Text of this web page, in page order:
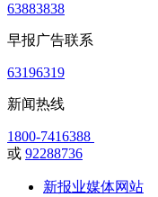
63883838
早报广告联系
63196319
新闻热线
1800-7416388
或 92288736
新报业媒体网站